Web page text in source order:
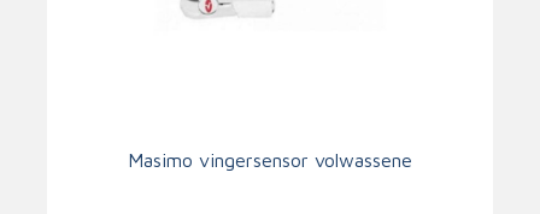
Masimo vingersensor volwassene